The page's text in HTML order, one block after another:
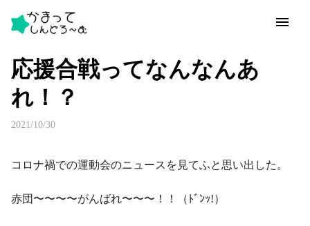
応援合戦ってなんなんあ
れ！？
2021/10/30
コロナ禍での運動会のニュースを見てふと思い出した。
赤団〜〜〜〜がんばれ〜〜〜！！（ﾄﾞﾝｯ!）